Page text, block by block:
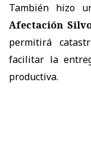
También hizo
Afectación
permitirá
facilitar la
productiva.